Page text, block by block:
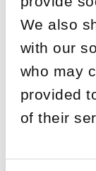
We also
with our
who may
provided
of their
elektrischen
zusammen.
Übergang von
Medium in ein
gebeugt
ist ein Maß für
Eindringen von
Material.
Welche
den
Die Gründe für